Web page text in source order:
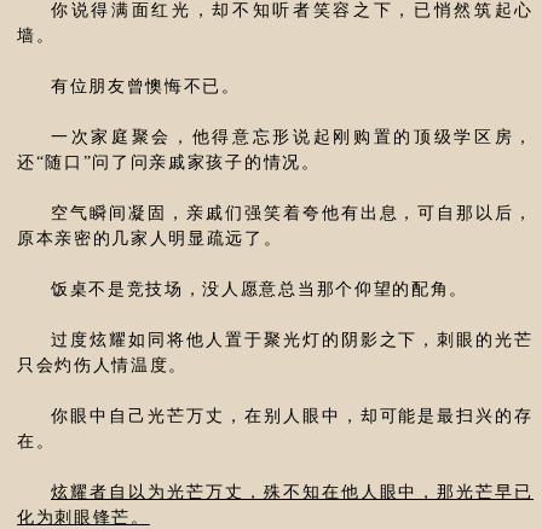
你说得满面红光，却不知听者笑容之下，已悄然筑起心
墙。
有位朋友曾懊悔不已。
一次家庭聚会，他得意忘形说起刚购置的顶级学区房，
还“随口”问了问亲戚家孩子的情况。
空气瞬间凝固，亲戚们强笑着夸他有出息，可自那以后，
原本亲密的几家人明显疏远了。
饭桌不是竞技场，没人愿意总当那个仰望的配角。
过度炫耀如同将他人置于聚光灯的阴影之下，刺眼的光芒
只会灼伤人情温度。
你眼中自己光芒万丈，在别人眼中，却可能是最扫兴的存
在。
炫耀者自以为光芒万丈，殊不知在他人眼中，那光芒早已
化为刺眼锋芒。